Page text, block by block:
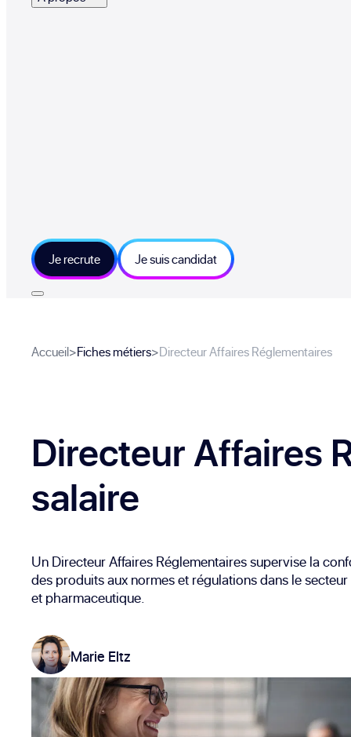
Je recrute Je suis candidat
Accueil>Fiches métiers>Directeur Affaires Réglementaires
Directeur Affaires
salaire
Un Directeur Affaires Réglementaires supervise la
des produits aux normes et régulations dans le
et pharmaceutique.
Marie Eltz